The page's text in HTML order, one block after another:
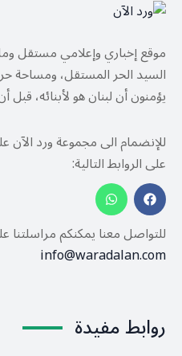
موقع إخباري وإعلامي مستقل
السيد الحر المستقل، ومساحة
يؤمنون أن لبنان هو لأبنائه،
للإنضمام الى مجموعة ورد
على الروابط التالية:
للتواصل معنا يمكنكم مراسلتنا
info@waradalan.com
روابط مفيدة